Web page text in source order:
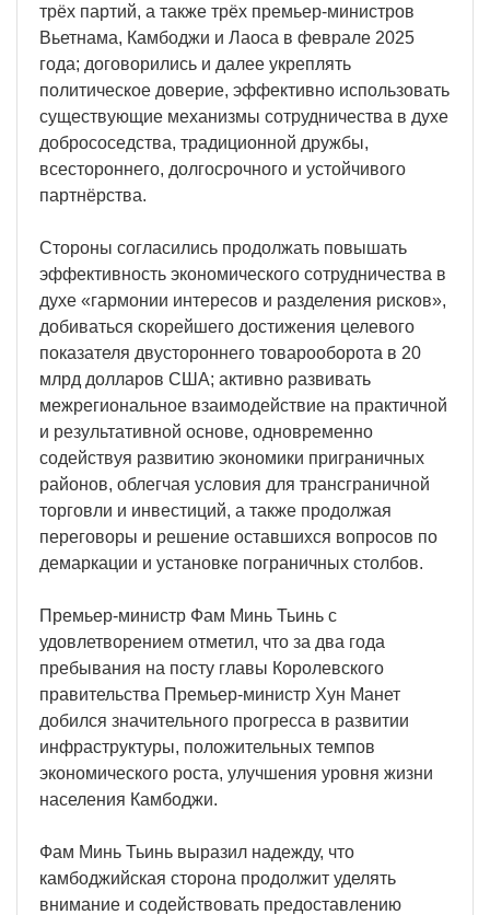
трёх партий, а также трёх премьер-министров
Вьетнама, Камбоджи и Лаоса в феврале 2025
года; договорились и далее укреплять
политическое доверие, эффективно использовать
существующие механизмы сотрудничества в духе
добрососедства, традиционной дружбы,
всестороннего, долгосрочного и устойчивого
партнёрства.
Стороны согласились продолжать повышать
эффективность экономического сотрудничества в
духе «гармонии интересов и разделения рисков»,
добиваться скорейшего достижения целевого
показателя двустороннего товарооборота в 20
млрд долларов США; активно развивать
межрегиональное взаимодействие на практичной
и результативной основе, одновременно
содействуя развитию экономики приграничных
районов, облегчая условия для трансграничной
торговли и инвестиций, а также продолжая
переговоры и решение оставшихся вопросов по
демаркации и установке пограничных столбов.
Премьер-министр Фам Минь Тьинь с
удовлетворением отметил, что за два года
пребывания на посту главы Королевского
правительства Премьер-министр Хун Манет
добился значительного прогресса в развитии
инфраструктуры, положительных темпов
экономического роста, улучшения уровня жизни
населения Камбоджи.
Фам Минь Тьинь выразил надежду, что
камбоджийская сторона продолжит уделять
внимание и содействовать предоставлению